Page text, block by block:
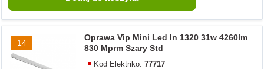
14
Oprawa Vip Mini Led In 1320 31w 4260lm
830 Mprm Szary Std
Kod Elektriko:77717